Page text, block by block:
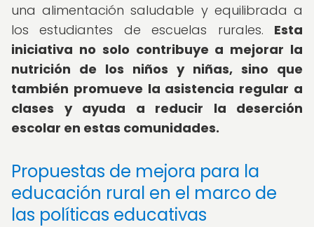
una alimentación saludable y equilibrada a
los estudiantes de escuelas rurales. Esta
iniciativa no solo contribuye a mejorar la
nutrición de los niños y niñas, sino que
también promueve la asistencia regular a
clases y ayuda a reducir la deserción
escolar en estas comunidades.
Propuestas de mejora para la
educación rural en el marco de
las políticas educativas